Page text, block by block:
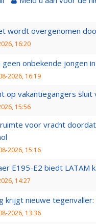
wordt overgenomen
16:20
geen onbekende jongen
2026, 16:19
op vakantiegangers sluit
15:56
voor vracht
2026, 15:16
E195-E2 biedt LATAM
14:27
krijgt nieuwe
2026, 13:36